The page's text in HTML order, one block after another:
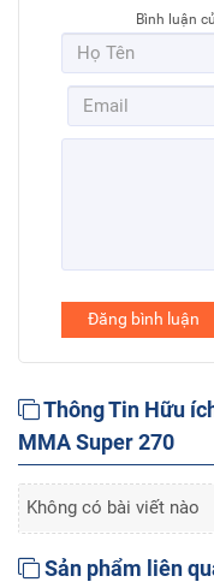
Bình luận
Đăng bình luận
Thông Tin Hữu
MMA Super 270
Không có bài viết nào
Sản phẩm liên